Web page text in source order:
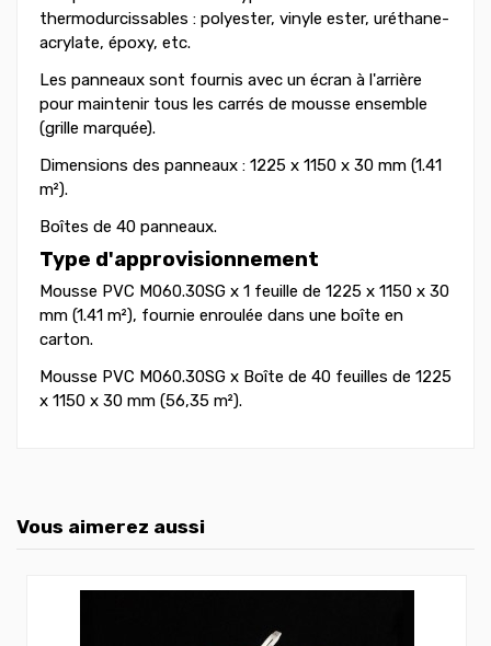
thermodurcissables : polyester, vinyle ester, uréthane-
acrylate, époxy, etc.
Les panneaux sont fournis avec un écran à l'arrière
pour maintenir tous les carrés de mousse ensemble
(grille marquée).
Dimensions des panneaux : 1225 x 1150 x 30 mm (1.41
m²).
Boîtes de 40 panneaux.
Type d'approvisionnement
Mousse PVC M060.30SG x 1 feuille de 1225 x 1150 x 30
mm (1.41 m²), fournie enroulée dans une boîte en
carton.
Mousse PVC M060.30SG x Boîte de 40 feuilles de 1225
x 1150 x 30 mm (56,35 m²).
Vous aimerez aussi